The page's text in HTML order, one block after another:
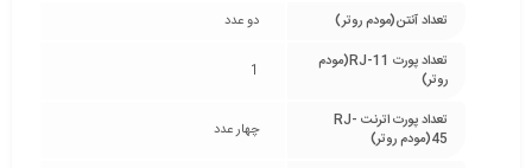
تعداد آنتن(مودم روتر)
دو عدد
تعداد پورت RJ-11(مودم
روتر)
1
تعداد پورت اترنت RJ-
45(مودم روتر)
چهار عدد